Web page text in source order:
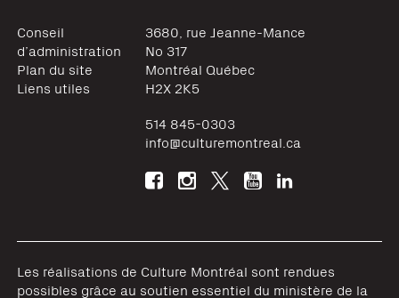
Conseil
d’administration
Plan du site
Liens utiles
3680, rue Jeanne-Mance
No 317
Montréal Québec
H2X 2K5
514 845-0303
info@culturemontreal.ca
Les réalisations de Culture Montréal sont rendues
possibles grâce au soutien essentiel du ministère de la